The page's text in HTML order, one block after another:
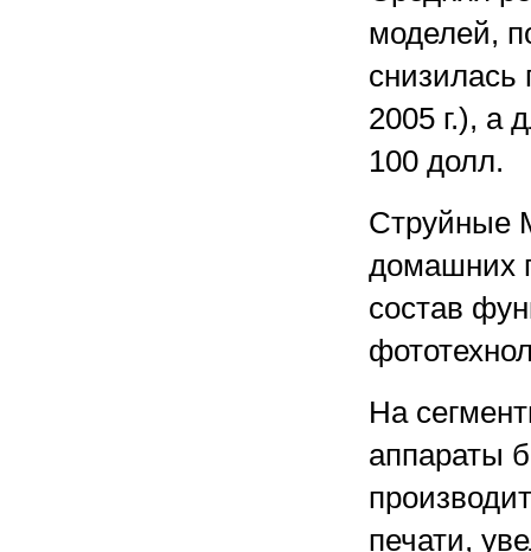
моделей,
снизилась
2005 г.), а
100 долл.
Струйные
домашних
состав
На
аппараты
печати,